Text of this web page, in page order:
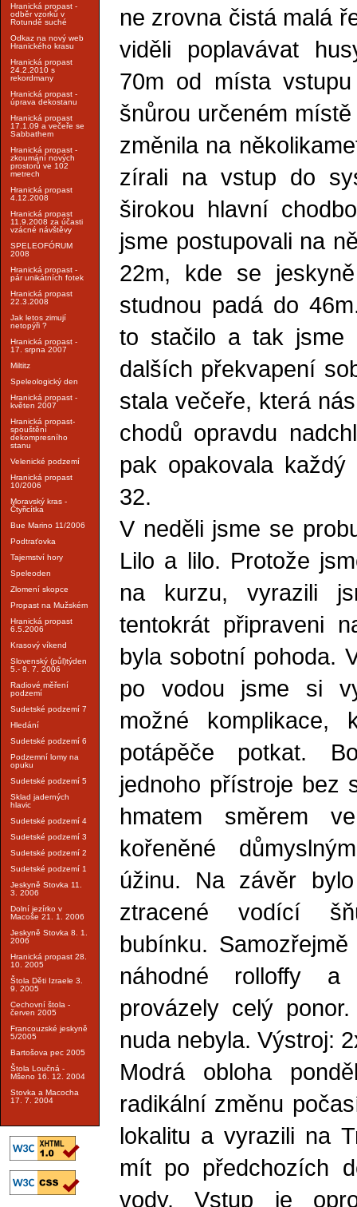
Hranická propast -
odběr vzorků v
Rotundě suché
Odkaz na nový web
Hranického krasu
Hranická propast
24.2.2010 s
rekordmany
Hranická propast -
úprava dekostanu
Hranická propast
17.1.09 a večeře se
Sabbathem
Hranická propast -
zkoumání nových
prostorů ve 102
metrech
Hranická propast
4.12.2008
Hranická propast
11.9.2008 za účasti
vzácné návštěvy
SPELEOFÓRUM
2008
Hranická propast -
pár unikátních fotek
Hranická propast
22.3.2008
Jak letos zimují
netopýři ?
Hranická propast -
17. srpna 2007
Miltitz
Speleologický den
Hranická propast -
květen 2007
Hranická propast-
spouštění
dekompresního
stanu
Velenické podzemí
Hranická propast
10/2006
Moravský kras -
Čtyřicítka
Bue Marino 11/2006
Podtraťovka
Tajemství hory
Speleoden
Zlomení skopce
Propast na Mužském
Hranická propast
6.5.2006
Krasový víkend
Slovenský (půl)týden
5.- 9. 7. 2006
Radiové měření
podzemí
Sudetské podzemí 7
Hledání
Sudetské podzemí 6
Podzemní lomy na
opuku
Sudetské podzemí 5
Sklad jaderných
hlavic
Sudetské podzemí 4
Sudetské podzemí 3
Sudetské podzemí 2
Sudetské podzemí 1
Jeskyně Stovka 11.
3. 2006
Dolní jezírko v
Macoše 21. 1. 2006
Jeskyně Stovka 8. 1.
2006
Hranická propast 28.
10. 2005
Štola Děti Izraele 3.
9. 2005
Cechovní štola -
červen 2005
Francouzské jeskyně
5/2005
Bartošova pec 2005
Štola Loučná -
Mšeno 16. 12. 2004
Stovka a Macocha
17. 7. 2004
ne zrovna čistá malá
viděli poplavávat
70m od místa
šnůrou určeném
změnila na
zírali na vstup do
širokou hlavní
jsme postupovali na
22m, kde se
studnou padá do
to stačilo a tak jsme
dalších překvapení
stala večeře, která
chodů opravdu
pak opakovala
32.
V neděli jsme se
Lilo a lilo. Protože
na kurzu, vyrazili
tentokrát připraveni
byla sobotní pohoda.
po vodou jsme si
možné komplikace,
potápěče potkat.
jednoho přístroje bez
hmatem směrem
kořeněné
úžinu. Na závěr
ztracené vodící
bubínku.
náhodné rolloffy
provázely celý
nuda nebyla. Výstroj:
Modrá obloha
radikální změnu
lokalitu a vyrazili na
mít po předchozích
vody. Vstup je